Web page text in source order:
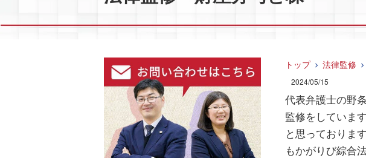
トップ 法律監修
2024/05/15
代表弁護士の野
監修をしていま
と思っておりま
もかがりび綜合